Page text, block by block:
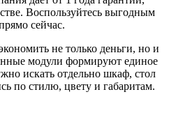
Воспользуйтесь выгодным
сейчас.
не только деньги, но и
модули формируют единое
искать отдельно шкаф, стол
по стилю, цвету и габаритам.